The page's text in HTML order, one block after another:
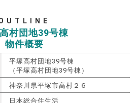
村団地39号棟
物件概要
平塚高村団地39号棟
（平塚高村団地39号棟）
神奈川県平塚市高村２６
日本総合住生活